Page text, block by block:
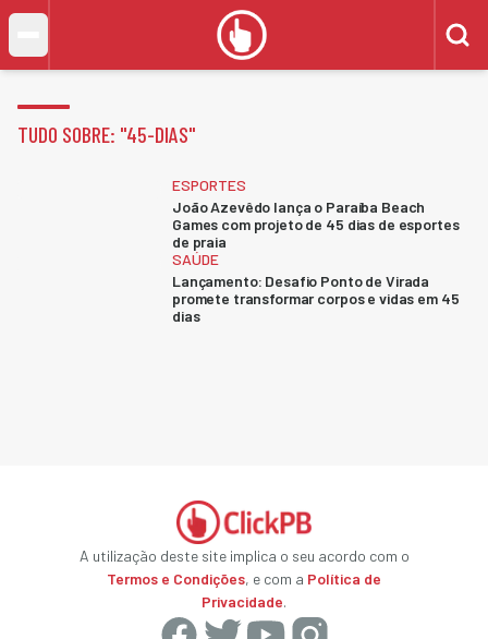
TUDO SOBRE: "45-DIAS"
ESPORTES
João Azevêdo lança o Paraíba Beach
Games com projeto de 45 dias de esportes
de praia
SAÚDE
Lançamento: Desafio Ponto de Virada
promete transformar corpos e vidas em 45
dias
A utilização deste site implica o seu acordo com o
Termos e Condições, e com a Política de
Privacidade.